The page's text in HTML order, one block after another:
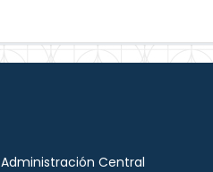
Administración Central